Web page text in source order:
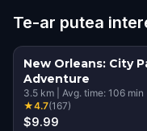
Te-ar putea
New Orleans: City
Adventure
3.5 km Avg. time: 106 min
★4.7(167)
$9.99